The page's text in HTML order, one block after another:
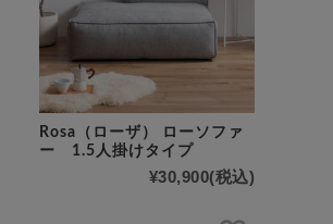
Rosa（ローザ） ローソファ
ー 1.5人掛けタイプ
¥30,900(税込)